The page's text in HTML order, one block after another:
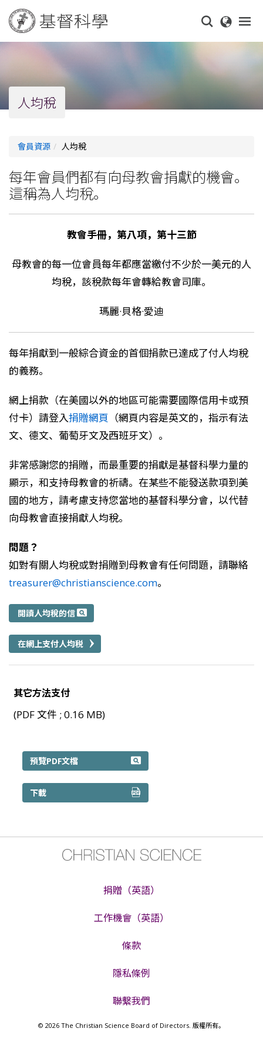
main
content
人均稅
會員資源 人均稅
每年會員們都有向母教會捐獻的機會。
這稱為人均稅。
教會手冊，第八項，第十三節
母教會的每一位會員每年都應當繳付不少於一美元的人
均稅，該稅款每年會轉給教會司庫。
瑪麗·貝格·愛迪
每年捐獻到一般綜合資金的首個捐款已達成了付人均稅
的義務。
網上捐款（在美國以外的地區可能需要國際信用卡或預
付卡）請登入捐贈網頁 （網頁内容是英文的，指示有法
文、德文、葡萄牙文及西班牙文）。
非常感謝您的捐贈，而最重要的捐獻是基督科學力量的
顯示，和支持母教會的祈禱。在某些不能發送款項到美
國的地方，請考慮支持您當地的基督科學分會，以代替
向母教會直接捐獻人均稅。
問題？
如對有關人均稅或對捐贈到母教會有任何問題，請聯絡
treasurer@christianscience.com。
閱讀人均稅的信
在網上支付人均税
其它方法支付
(PDF 文件 ; 0.16 MB)
預覽PDF文檔其它方法支付 PDF
下載其它方法支付 PDF
捐贈（英語）
工作機會（英語）
條款
隱私條例
聯繫我們
© 2026 The Christian Science Board of Directors. 版權所有。